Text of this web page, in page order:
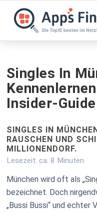
Singles In
Insider-
SINGLES IN
RAUSCHEN UND
MILLIONENDORF.
Lesezeit: ca. 8 Minuten
München wird oft als
bezeichnet. Doch
„Bussi Bussi“ und echter